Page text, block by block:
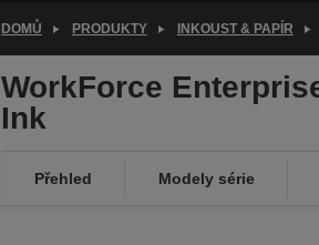
DOMŮ PRODUKTY INKOUST & PAPÍR
WorkForce
Ink
Přehled Modely série